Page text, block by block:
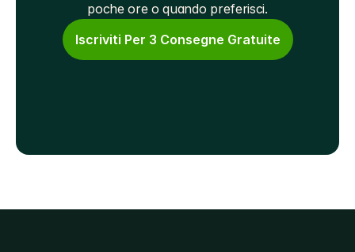
poche ore o quando preferisci.
Iscriviti Per 3 Consegne Gratuite